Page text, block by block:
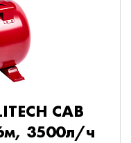
САВ
3500л/ч